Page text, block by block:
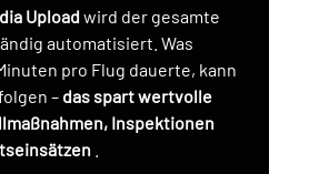
Upload wird der gesamte
automatisiert. Was
pro Flug dauerte, kann
– das spart wertvolle
Inspektionen